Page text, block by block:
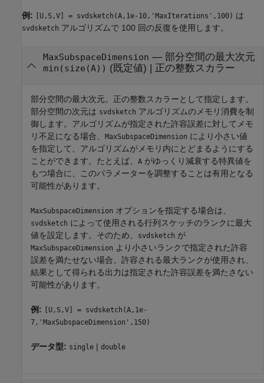
例: [U,S,V] = svdsketch(A,1e-10,'MaxIterations',100) は
svdsketch アルゴリズムで 100 回の反復を使用します。
MaxSubspaceDimension — 部分空間の最大次元
min(size(A)) (既定値) | 正の整数スカラー
部分空間の最大次元。正の整数スカラーとして指定します。
部分空間の次元は svdsketch アルゴリズムのメモリ消費を制
御します。アルゴリズムが指定された許容誤差に対してメモ
リ不足になる場合、
MaxSubspaceDimension により小さい値
を指定して、アルゴリズムがメモリ内にとどまるようにする
ことができます。たとえば、 A がゆっくり減衰する特異値を
もつ場合に、このパラメーターを調整することは有用となる
可能性があります。
MaxSubspaceDimension オプションを指定する場合は、
svdsketch によって使用される行列スケッチのランクに最大
値を設定します。そのため、
svdsketch が
MaxSubspaceDimension より小さいランクで指定された許容
誤差を満たせない場合、許容される最大ランクが使用され、
結果として得られる出力は指定された許容誤差を満たさない
可能性があります。
例:
[U,S,V] = svdsketch(A,1e-
7,'MaxSubspaceDimension',150)
データ型: single | double